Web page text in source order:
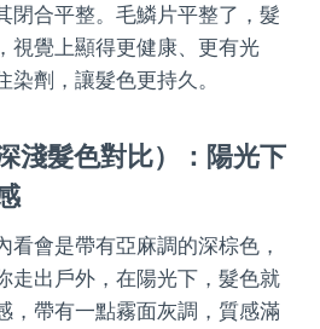
閉合平整。毛鱗片平整了，髮
視覺上顯得更健康、更有光
劑，讓髮色更持久。
淺髮色對比）：陽光下
看會是帶有亞麻調的深棕色，
走出戶外，在陽光下，髮色就
，帶有一點霧面灰調，質感滿